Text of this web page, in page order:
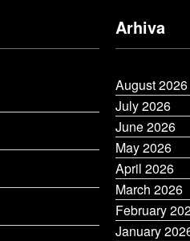
Arhiva
August 2026
July 2026
June 2026
May 2026
April 2026
March 2026
February
January